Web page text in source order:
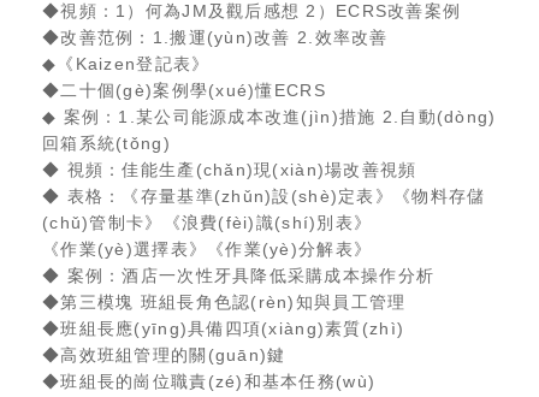
◆視頻：1）何為JM及觀后感想 2）ECRS改善案例
◆改善范例：1.搬運(yùn)改善 2.效率改善
◆《Kaizen登記表》
◆二十個(gè)案例學(xué)懂ECRS
◆ 案例：1.某公司能源成本改進(jìn)措施 2.自動(dòng)
回箱系統(tǒng)
◆ 視頻：佳能生產(chǎn)現(xiàn)場改善視頻
◆ 表格：《存量基準(zhǔn)設(shè)定表》《物料存儲
(chǔ)管制卡》《浪費(fèi)識(shí)別表》
《作業(yè)選擇表》《作業(yè)分解表》
◆ 案例：酒店一次性牙具降低采購成本操作分析
◆第三模塊 班組長角色認(rèn)知與員工管理
◆班組長應(yīng)具備四項(xiàng)素質(zhì)
◆高效班組管理的關(guān)鍵
◆班組長的崗位職責(zé)和基本任務(wù)